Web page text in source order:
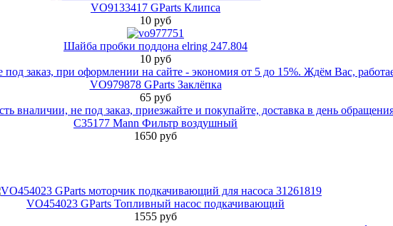
VO9133417 GParts Клипса
10 руб
Шайба пробки поддона elring 247.804
10 руб
VO979878 GParts Заклёпка
65 руб
C35177 Mann Фильтр воздушный
1650 руб
VO454023 GParts Топливный насос подкачивающий
1555 руб